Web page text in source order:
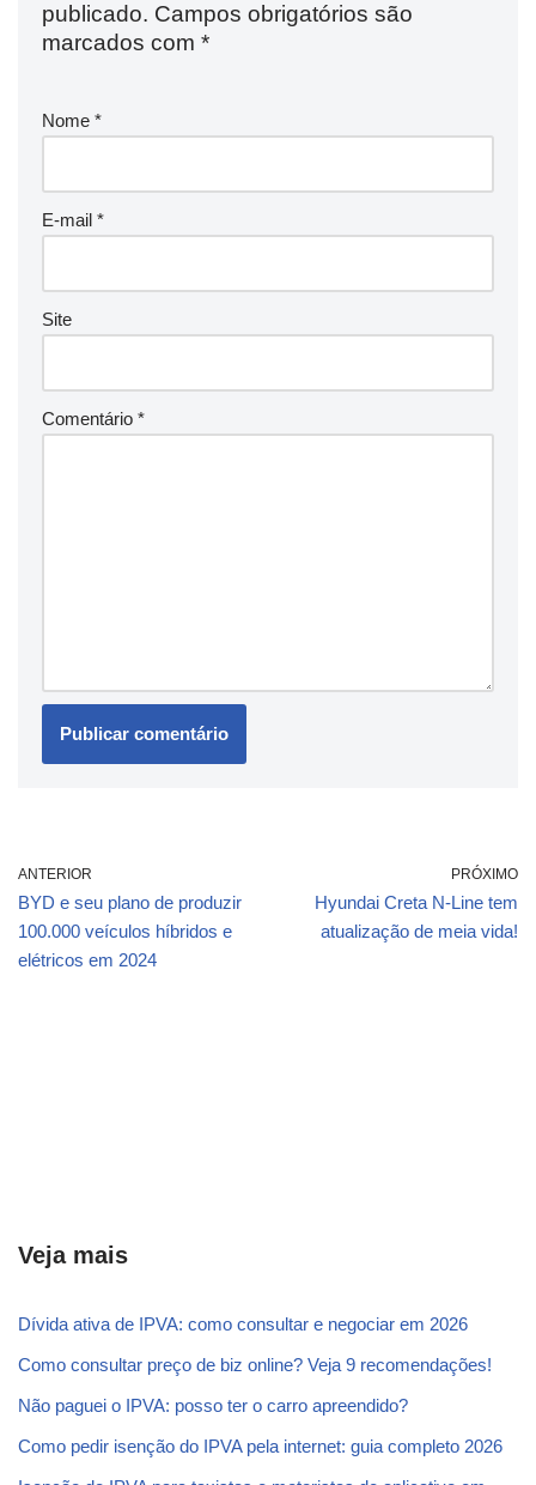
publicado. Campos obrigatórios são
marcados com *
Nome *
E-mail *
Site
Comentário *
ANTERIOR
BYD e seu plano de produzir
100.000 veículos híbridos e
elétricos em 2024
PRÓXIMO
Hyundai Creta N-Line tem
atualização de meia vida!
Veja mais
Dívida ativa de IPVA: como consultar e negociar em 2026
Como consultar preço de biz online? Veja 9 recomendações!
Não paguei o IPVA: posso ter o carro apreendido?
Como pedir isenção do IPVA pela internet: guia completo 2026